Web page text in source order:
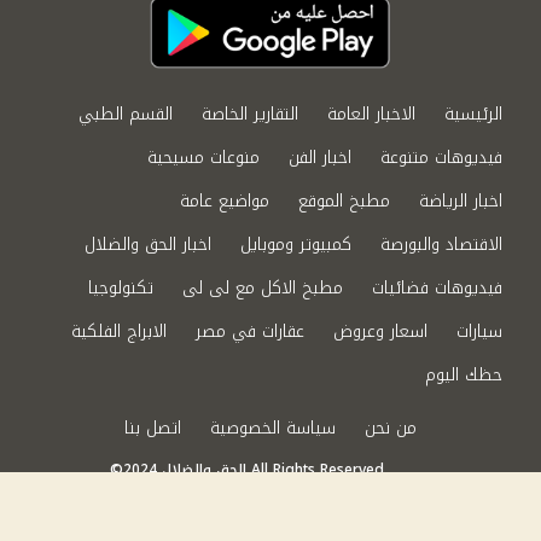
الرئيسية الاخبار العامة التقارير الخاصة
القسم الطبي
فيديوهات متنوعة
اخبار الفن
منوعات مسيحية
اخبار الرياضة
مطبخ الموقع
مواضيع عامة
الاقتصاد والبورصة
كمبيوتر وموبايل
اخبار الحق والضلال
فيديوهات فضائيات
مطبخ الاكل مع لى لى
تكنولوجيا
سيارات
اسعار وعروض عقارات في مصر
الابراج الفلكية
حظك اليوم
من نحن
سياسة الخصوصية اتصل بنا
©2024 الحق والضلال All Rights Reserved.